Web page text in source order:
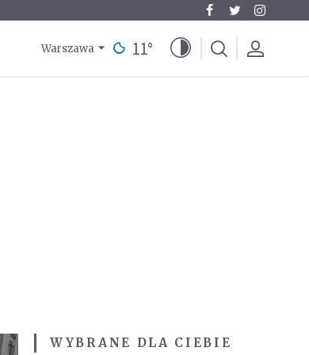
Warszawa 11°
WYBRANE DLA CIEBIE